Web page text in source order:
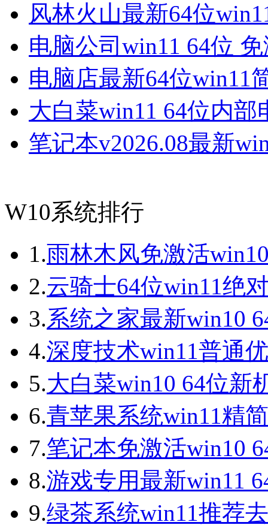
风林火山最新64位
电脑公司win11 64位
电脑店最新64位win11
大白菜win11 64位内
笔记本v2026.08最新
W10系统排行
1.雨林木风免激活
2.云骑士64位win11绝
3.系统之家最新win10
4.深度技术win11普通
5.大白菜win10 64位
6.青苹果系统win11精
7.笔记本免激活win10
8.游戏专用最新win11
9.绿茶系统win11推荐